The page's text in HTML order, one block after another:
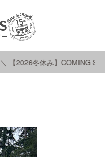
＼ 【2026冬休み】COMING